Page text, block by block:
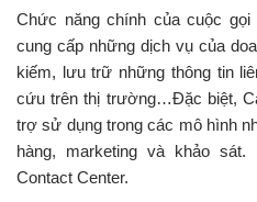
Chức năng chính của cuộc
cung cấp những dịch vụ của
kiếm, lưu trữ những thông tin
cứu trên thị trường…Đặc biệt,
trợ sử dụng trong các mô hình
hàng, marketing và khảo
Contact Center.